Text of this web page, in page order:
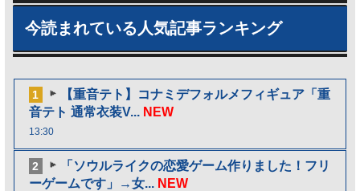
今読まれている人気記事ランキング
1
【重音テト】コナミデフォルメフィギュア「重
音テト 通常衣装V... NEW
13:30
2
「ソウルライクの恋愛ゲーム作りました！フリ
ーゲームです」→女... NEW